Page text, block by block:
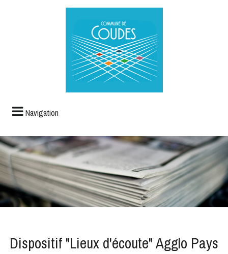
Navigation
Dispositif "Lieux d'écoute" Agglo Pays